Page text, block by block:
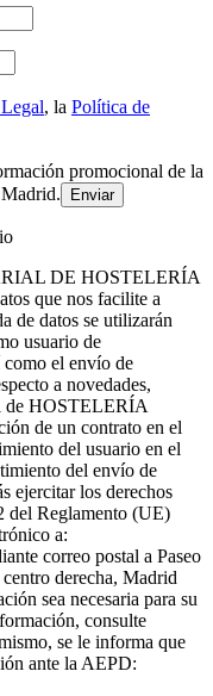
, la Política de
promocional de la
DE HOSTELERÍA
que nos facilite a
de datos se utilizarán
usuario de
el envío de
a novedades,
de HOSTELERÍA
de un contrato en el
del usuario en el
del envío de
ejercitar los derechos
del Reglamento (UE)
a:
correo postal a Paseo
derecha, Madrid
sea necesaria para su
consulte
se le informa que
ante la AEPD: